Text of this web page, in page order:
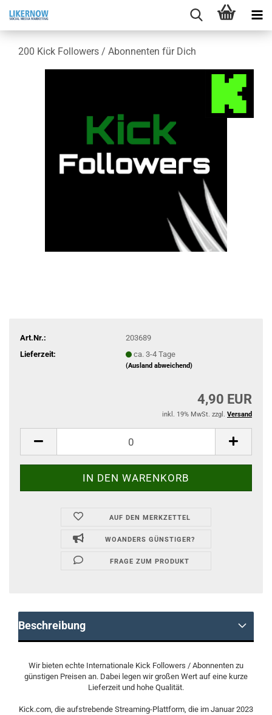
200 Kick Fol­lowers / Abon­nen­ten für Dich
Art.Nr.:
203689
Lieferzeit:
ca. 3-4 Tage
(Ausland abweichend)
4,90 EUR
inkl. 19% MwSt. zzgl. Versand
AUF DEN MERKZETTEL
WOANDERS GÜNSTIGER?
FRAGE ZUM PRODUKT
Beschreibung
Wir bieten echte Internationale Kick Followers / Abonnenten zu
günstigen Preisen an. Dabei legen wir großen Wert auf eine kurze
Lieferzeit und hohe Qualität.
Kick.com, die aufstrebende Streaming-Plattform, die im Januar 2023